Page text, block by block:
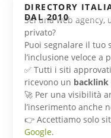
DIRECTORY
DAL 2010
Sei una web agency,
privato?
Puoi segnalare il tuo
l’inclusione veloce a
✅ Tutti i siti
ricevono un
🚀 Per una visibilità
l’inserimento anche
👉 Accettiamo solo
Google.